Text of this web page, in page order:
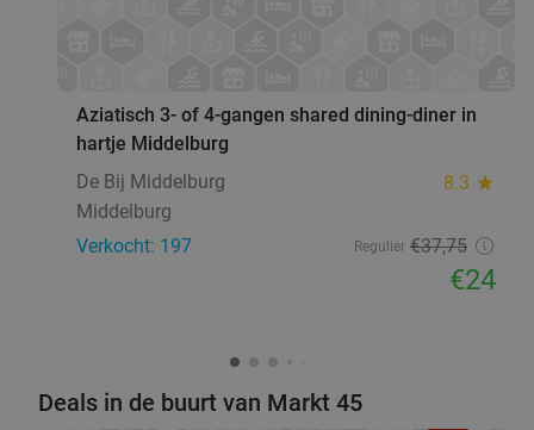
Aziatisch 3- of 4-gangen shared dining-diner in
hartje Middelburg
De Bij Middelburg
8.3 star
Middelburg
Verkocht: 197
Regulier €37,75
€24
Deals in de buurt van Markt 45